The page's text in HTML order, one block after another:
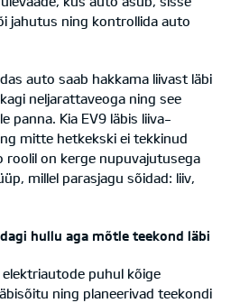
jahutus ning kontrollida auto
auto saab hakkama liivast läbi
neljarattaveoga ning see
panna. Kia EV9 läbis liiva-
mitte hetkekski ei tekkinud
roolil on kerge nupuvajutusega
millel parasjagu sõidad: liiv,
hullu aga mõtle teekond läbi
puhul kõige
ning planeerivad teekondi